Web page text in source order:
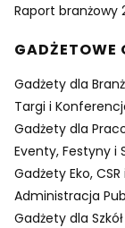
Raport branżowy
GADŻETOWE
Gadżety dla Branż
Targi i
Gadżety dla
Eventy, Festyny i
Gadżety Eko, CSR
Administracja
Gadżety dla